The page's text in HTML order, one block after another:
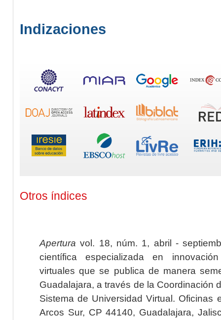
Indizaciones
Otros índices
Apertura vol. 18, núm. 1, abril -
científica especializada en
virtuales que se publica de manera
Guadalajara, a través de la Coordinación
Sistema de Universidad Virtual. Oficinas
Arcos Sur, CP 44140, Guadalajara,